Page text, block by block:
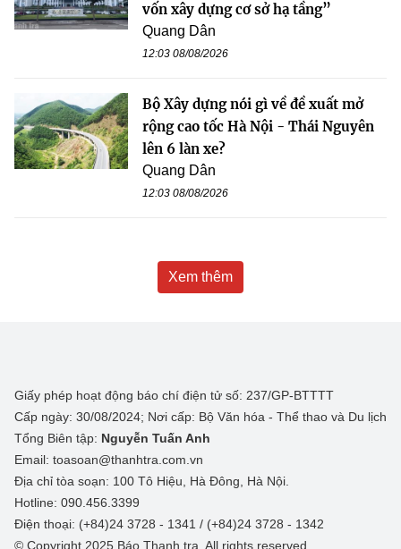
vốn xây dựng cơ sở hạ tầng”
Quang Dân
12:03 08/08/2026
Bộ Xây dựng nói gì về đề xuất mở
rộng cao tốc Hà Nội - Thái Nguyên
lên 6 làn xe?
Quang Dân
12:03 08/08/2026
Xem thêm
Giấy phép hoạt động báo chí điện tử số: 237/GP-BTTTT
Cấp ngày: 30/08/2024; Nơi cấp: Bộ Văn hóa - Thể thao và Du lịch
Tổng Biên tập: Nguyễn Tuấn Anh
Email: toasoan@thanhtra.com.vn
Địa chỉ tòa soạn: 100 Tô Hiệu, Hà Đông, Hà Nội.
Hotline: 090.456.3399
Điện thoại: (+84)24 3728 - 1341 / (+84)24 3728 - 1342
© Copyright 2025 Báo Thanh tra, All rights reserved